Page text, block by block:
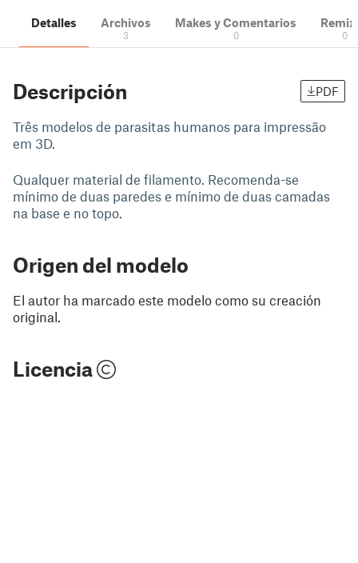
Detalles Archivos
3
Makes y Comentarios
0 0
Descripción PDF
Três modelos de parasitas humanos para impressão
em 3D.
Qualquer material de filamento. Recomenda-se
mínimo de duas paredes e mínimo de duas camadas
na base e no topo.
Origen del modelo
El autor ha marcado este modelo como su creación
original.
Licencia